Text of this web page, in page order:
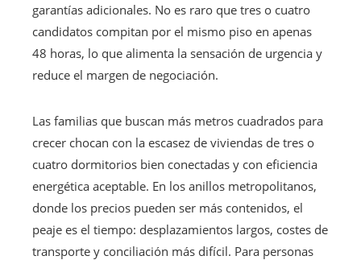
garantías adicionales. No es raro que tres o cuatro
candidatos compitan por el mismo piso en apenas
48 horas, lo que alimenta la sensación de urgencia y
reduce el margen de negociación.
Las familias que buscan más metros cuadrados para
crecer chocan con la escasez de viviendas de tres o
cuatro dormitorios bien conectadas y con eficiencia
energética aceptable. En los anillos metropolitanos,
donde los precios pueden ser más contenidos, el
peaje es el tiempo: desplazamientos largos, costes de
transporte y conciliación más difícil. Para personas